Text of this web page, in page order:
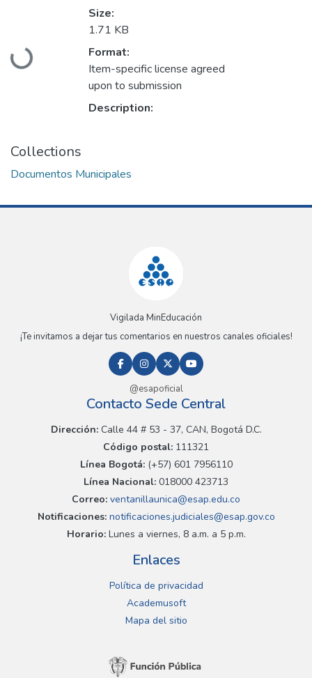
Loading...
Size:
1.71 KB
Format:
Item-specific license agreed
upon to submission
Description:
Collections
Documentos Municipales
Vigilada MinEducación
¡Te invitamos a dejar tus comentarios en nuestros canales oficiales!
@esapoficial
Contacto Sede Central
Dirección:Calle 44 # 53 - 37, CAN, Bogotá D.C.
Código postal: 111321
Línea Bogotá:(+57) 601 7956110
Línea Nacional: 018000 423713
Correo: ventanillaunica@esap.edu.co
Notificaciones:notificaciones.judiciales@esap.gov.co
Horario:Lunes a viernes, 8 a.m. a 5 p.m.
Enlaces
Política de privacidad
Academusoft
Mapa del sitio